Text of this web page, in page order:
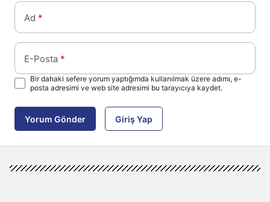
Ad *
E-Posta *
Bir dahaki sefere yorum yaptığımda kullanılmak üzere adımı, e-
posta adresimi ve web site adresimi bu tarayıcıya kaydet.
Yorum Gönder Giriş Yap